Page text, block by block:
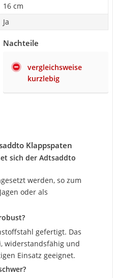
16 cm
Ja
Nachteile
vergleichsweise
kurzlebig
Klappspaten
sich der Adtsaddto
werden, so zum
oder als
gefertigt. Das
widerstandsfähig und
Einsatz geeignet.